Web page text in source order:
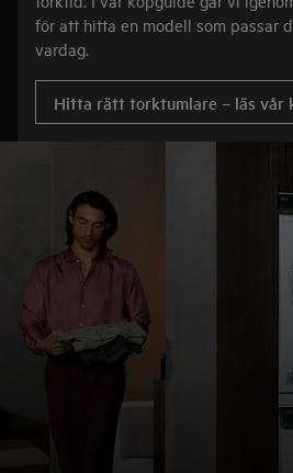
för att hitta en modell som passar
vardag.
Hitta rätt torktumlare – läs vår